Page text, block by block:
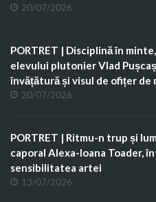
20/07/2026
PORTRET | Disciplină în
elevului plutonier Vlad
învățătură și visul de ofițer de
20/07/2026
PORTRET | Ritmu-n trup și
caporal Alexa-Ioana Toader,
sensibilitatea artei
13/07/2026